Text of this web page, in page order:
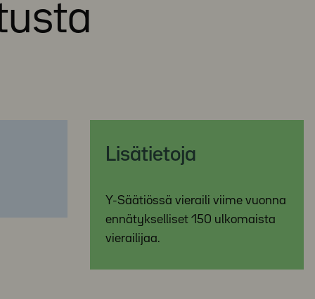
Lisätietoja
Y-Säätiössä vieraili viime vuonna
ennätykselliset 150 ulkomaista
vierailijaa.